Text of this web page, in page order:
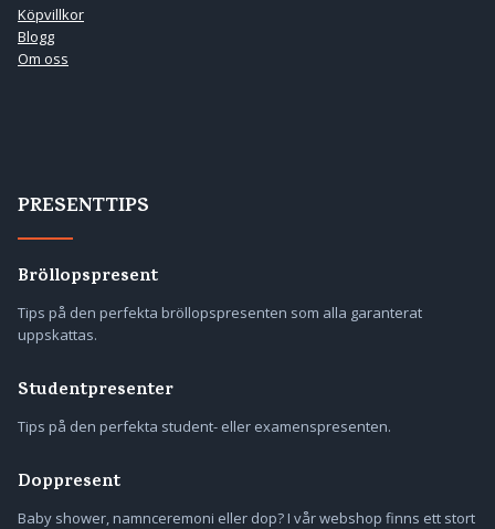
Köpvillkor
Blogg
Om oss
PRESENTTIPS
Bröllopspresent
Tips på den perfekta bröllopspresenten som alla garanterat
uppskattas.
Studentpresenter
Tips på den perfekta student- eller examenspresenten.
Doppresent
Baby shower, namnceremoni eller dop? I vår webshop finns ett stort